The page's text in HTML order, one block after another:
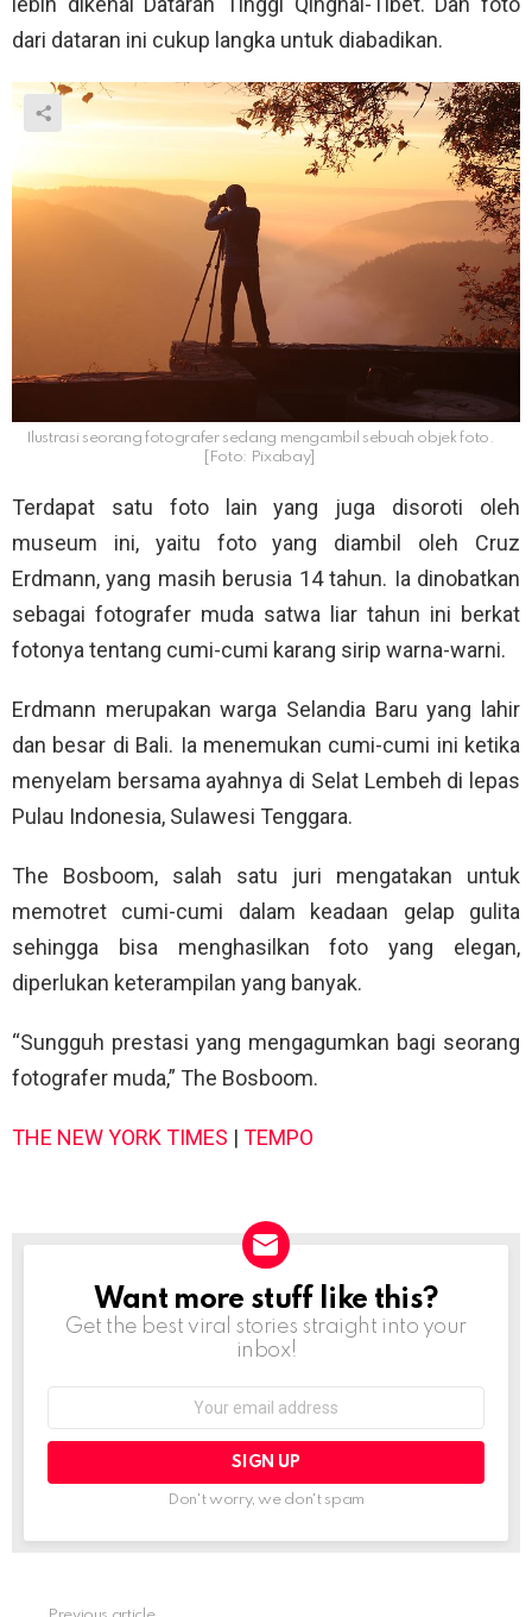
dari dataran ini cukup langka untuk diabadikan.
Ilustrasi seorang fotografer sedang mengambil sebuah objek foto.
[Foto: Pixabay]
Terdapat satu foto lain yang juga disoroti oleh
museum ini, yaitu foto yang diambil oleh Cruz
Erdmann, yang masih berusia 14 tahun. Ia dinobatkan
sebagai fotografer muda satwa liar tahun ini berkat
fotonya tentang cumi-cumi karang sirip warna-warni.
Erdmann merupakan warga Selandia Baru yang lahir
dan besar di Bali. Ia menemukan cumi-cumi ini ketika
menyelam bersama ayahnya di Selat Lembeh di lepas
Pulau Indonesia, Sulawesi Tenggara.
The Bosboom, salah satu juri mengatakan untuk
memotret cumi-cumi dalam keadaan gelap gulita
sehingga bisa menghasilkan foto yang elegan,
diperlukan keterampilan yang banyak.
“Sungguh prestasi yang mengagumkan bagi seorang
fotografer muda,” The Bosboom.
THE NEW YORK TIMES | TEMPO
NEWSLETTER
Want more stuff like this?
Get the best viral stories straight into your
inbox!
Don't worry, we don't spam